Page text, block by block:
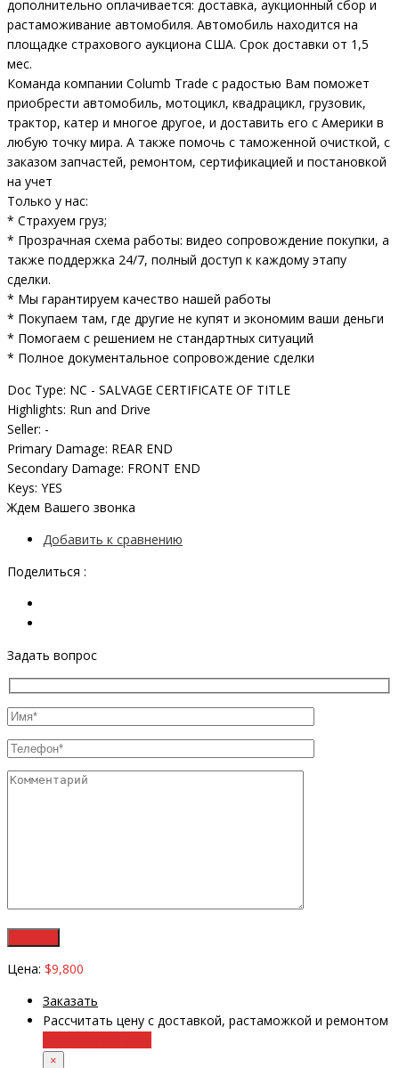
дополнительно оплачивается: доставка, аукционный сбор и
растаможивание автомобиля. Автомобиль находится на
площадке страхового аукциона США. Срок доставки от 1,5
мес.
Команда компании Columb Trade с радостью Вам поможет
приобрести автомобиль, мотоцикл, квадрацикл, грузовик,
трактор, катер и многое другое, и доставить его с Америки в
любую точку мира. А также помочь с таможенной очисткой, с
заказом запчастей, ремонтом, сертификацией и постановкой
на учет
Только у нас:
* Страхуем груз;
* Прозрачная схема работы: видео сопровождение покупки, а
также поддержка 24/7, полный доступ к каждому этапу
сделки.
* Мы гарантируем качество нашей работы
* Покупаем там, где другие не купят и экономим ваши деньги
* Помогаем с решением не стандартных ситуаций
* Полное документальное сопровождение сделки
Doc Type: NC - SALVAGE CERTIFICATE OF TITLE
Highlights: Run and Drive
Seller: -
Primary Damage: REAR END
Secondary Damage: FRONT END
Keys: YES
Ждем Вашего звонка
Добавить к сравнению
Поделиться :
Задать вопрос
Цена: $9,800
Заказать
Рассчитать цену с доставкой, растаможкой и ремонтом
×